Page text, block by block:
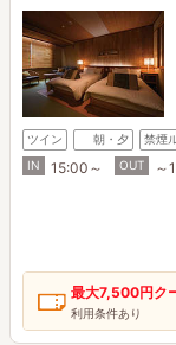
ツイン 朝・夕
禁煙
IN
15:00～ OUT ～
最大7,500円ク
利用条件あり